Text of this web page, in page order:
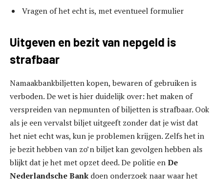
Vragen of het echt is, met eventueel formulier
Uitgeven en bezit van nepgeld is
strafbaar
Namaakbankbiljetten kopen, bewaren of gebruiken is
verboden. De wet is hier duidelijk over: het maken of
verspreiden van nepmunten of biljetten is strafbaar. Ook
als je een vervalst biljet uitgeeft zonder dat je wist dat
het niet echt was, kun je problemen krijgen. Zelfs het in
je bezit hebben van zo’n biljet kan gevolgen hebben als
blijkt dat je het met opzet deed. De politie enDe
Nederlandsche Bank doen onderzoek naar waar het